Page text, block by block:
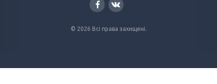
© 2026 Всі права захищені.